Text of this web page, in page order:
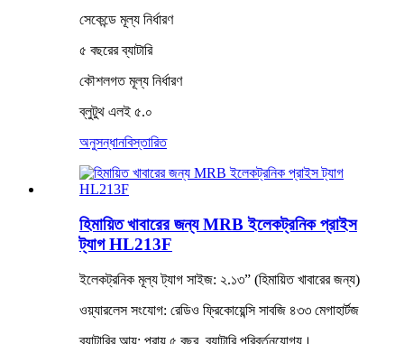
সেকেন্ডে মূল্য নির্ধারণ
৫ বছরের ব্যাটারি
কৌশলগত মূল্য নির্ধারণ
ব্লুটুথ এলই ৫.০
অনুসন্ধানবিস্তারিত
হিমায়িত খাবারের জন্য MRB ইলেকট্রনিক প্রাইস
ট্যাগ HL213F
ইলেকট্রনিক মূল্য ট্যাগ সাইজ: ২.১৩” (হিমায়িত খাবারের জন্য)
ওয়্যারলেস সংযোগ: রেডিও ফ্রিকোয়েন্সি সাবজি ৪৩৩ মেগাহার্টজ
ব্যাটারির আয়ু: প্রায় ৫ বছর, ব্যাটারি পরিবর্তনযোগ্য।